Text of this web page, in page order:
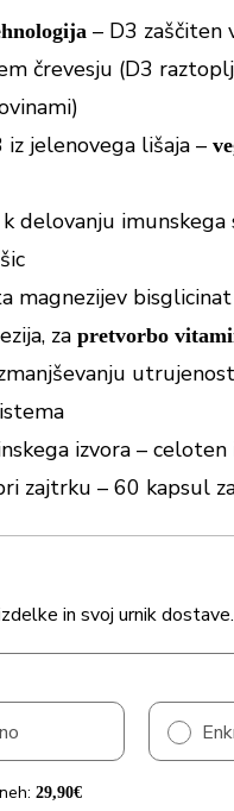
– D3 zaščiten
črevesju (D3
jelenovega lišaja –
delovanju imunskega
magnezijev
zapretvorbo
izvora –
zajtrku – 60 kapsul
in svoj urnik dostave.
29,90€